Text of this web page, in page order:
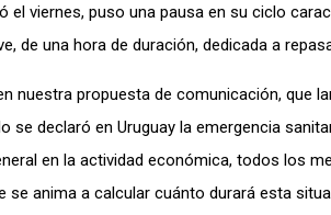
el viernes, puso una pausa en su ciclo
de una hora de duración, dedicada a
nuestra propuesta de comunicación, que
se declaró en Uruguay la emergencia
en la actividad económica, todos los
se anima a calcular cuánto durará esta